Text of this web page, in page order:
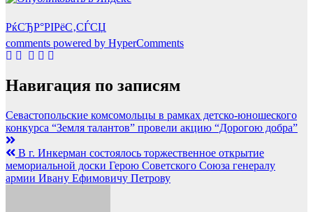
РќСЂР°РІРёС‚СЃСЏ
comments powered by HyperComments
Навигация по записям
Севастопольские комсомольцы в рамках детско-юношеского
конкурса “Земля талантов” провели акцию “Дорогою добра”
В г. Инкерман состоялось торжественное открытие
мемориальной доски Герою Советского Союза генералу
армии Ивану Ефимовичу Петрову